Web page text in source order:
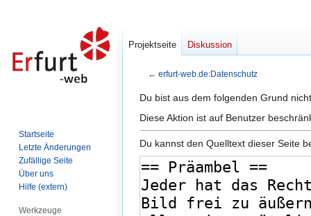
← erfurt-web.de:Datenschutz
Zur
Navigation
springen
Zur
Suche
springen
Du bist aus dem folgenden Grund
Diese Aktion ist auf Benutzer
Du kannst den Quelltext dieser Seite
Projektseite Diskussion
Startseite
Letzte Änderungen
Zufällige Seite
Über uns
Hilfe (extern)
Werkzeuge